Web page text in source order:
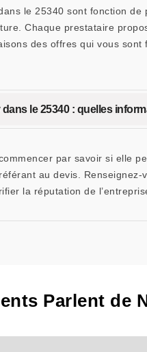
le 25340 sont fonction
Chaque prestataire
des offres qui vous
le 25340 : quelles
par savoir si elle
au devis.
la réputation de
Parlent de